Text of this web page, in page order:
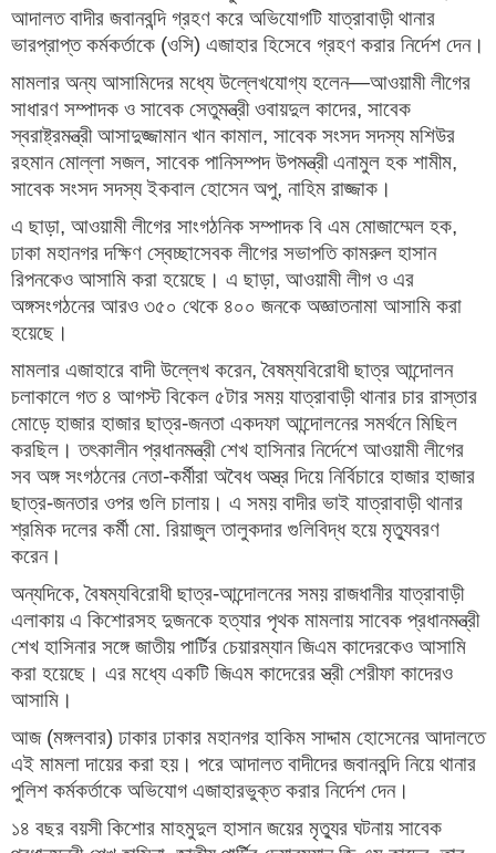
আদালত বাদীর জবানবন্দি গ্রহণ করে অভিযোগটি যাত্রাবাড়ী থানার
ভারপ্রাপ্ত কর্মকর্তাকে (ওসি) এজাহার হিসেবে গ্রহণ করার নির্দেশ দেন।
মামলার অন্য আসামিদের মধ্যে উল্লেখযোগ্য হলেন—আওয়ামী লীগের
সাধারণ সম্পাদক ও সাবেক সেতুমন্ত্রী ওবায়দুল কাদের, সাবেক
স্বরাষ্ট্রমন্ত্রী আসাদুজ্জামান খান কামাল, সাবেক সংসদ সদস্য মশিউর
রহমান মোল্লা সজল, সাবেক পানিসম্পদ উপমন্ত্রী এনামুল হক শামীম,
সাবেক সংসদ সদস্য ইকবাল হোসেন অপু, নাহিম রাজ্জাক।
এ ছাড়া, আওয়ামী লীগের সাংগঠনিক সম্পাদক বি এম মোজাম্মেল হক,
ঢাকা মহানগর দক্ষিণ স্বেচ্ছাসেবক লীগের সভাপতি কামরুল হাসান
রিপনকেও আসামি করা হয়েছে। এ ছাড়া, আওয়ামী লীগ ও এর
অঙ্গসংগঠনের আরও ৩৫০ থেকে ৪০০ জনকে অজ্ঞাতনামা আসামি করা
হয়েছে।
মামলার এজাহারে বাদী উল্লেখ করেন, বৈষম্যবিরোধী ছাত্র আন্দোলন
চলাকালে গত ৪ আগস্ট বিকেল ৫টার সময় যাত্রাবাড়ী থানার চার রাস্তার
মোড়ে হাজার হাজার ছাত্র-জনতা একদফা আন্দোলনের সমর্থনে মিছিল
করছিল। তৎকালীন প্রধানমন্ত্রী শেখ হাসিনার নির্দেশে আওয়ামী লীগের
সব অঙ্গ সংগঠনের নেতা-কর্মীরা অবৈধ অস্ত্র দিয়ে নির্বিচারে হাজার হাজার
ছাত্র-জনতার ওপর গুলি চালায়। এ সময় বাদীর ভাই যাত্রাবাড়ী থানার
শ্রমিক দলের কর্মী মো. রিয়াজুল তালুকদার গুলিবিদ্ধ হয়ে মৃত্যুবরণ
করেন।
অন্যদিকে, বৈষম্যবিরোধী ছাত্র-আন্দোলনের সময় রাজধানীর যাত্রাবাড়ী
এলাকায় এ কিশোরসহ দুজনকে হত্যার পৃথক মামলায় সাবেক প্রধানমন্ত্রী
শেখ হাসিনার সঙ্গে জাতীয় পার্টির চেয়ারম্যান জিএম কাদেরকেও আসামি
করা হয়েছে। এর মধ্যে একটি জিএম কাদেরের স্ত্রী শেরীফা কাদেরও
আসামি।
আজ (মঙ্গলবার) ঢাকার ঢাকার মহানগর হাকিম সাদ্দাম হোসেনের আদালতে
এই মামলা দায়ের করা হয়। পরে আদালত বাদীদের জবানবন্দি নিয়ে থানার
পুলিশ কর্মকর্তাকে অভিযোগ এজাহারভুক্ত করার নির্দেশ দেন।
১৪ বছর বয়সী কিশোর মাহমুদুল হাসান জয়ের মৃত্যুর ঘটনায় সাবেক